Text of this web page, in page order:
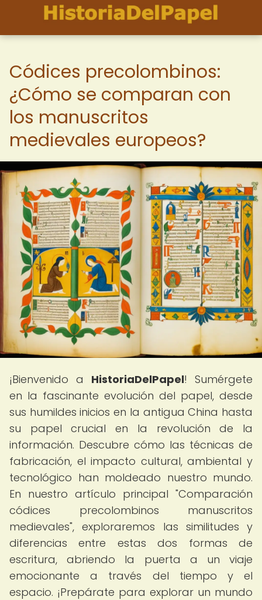
Códices precolombinos:
¿Cómo se comparan con
los manuscritos
medievales europeos?
¡Bienvenido a HistoriaDelPapel! Sumérgete
en la fascinante evolución del papel, desde
sus humildes inicios en la antigua China hasta
su papel crucial en la revolución de la
información. Descubre cómo las técnicas de
fabricación, el impacto cultural, ambiental y
tecnológico han moldeado nuestro mundo.
En nuestro artículo principal "Comparación
códices precolombinos manuscritos
medievales", exploraremos las similitudes y
diferencias entre estas dos formas de
escritura, abriendo la puerta a un viaje
emocionante a través del tiempo y el
espacio. ¡Prepárate para explorar un mundo